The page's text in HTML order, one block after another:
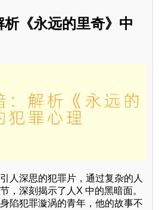
《永远的里奇》中
人深思的犯罪片，通过复杂的人
，深刻揭示了人X 中的黑暗面。
陷犯罪漩涡的青年，他的故事不